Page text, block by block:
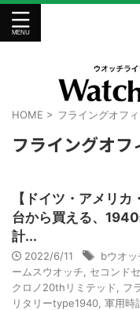
HOME > フライングオフ
フライングオフ
【ドイツ・アメリ
台から買える、
計...
2022/6/11 bウオッ
ームスウオッチ
セコンド
クロノ20thリミテッド
フ
リタリーtype1940 軍用時